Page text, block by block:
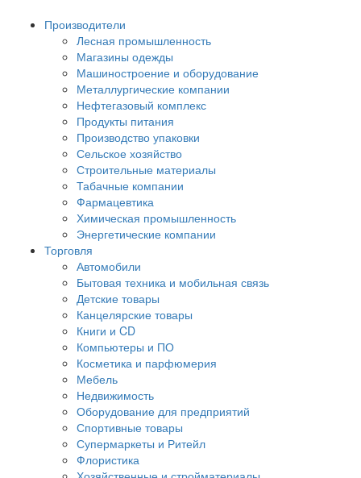
Производители
Лесная промышленность
Магазины одежды
Машиностроение и оборудование
Металлургические компании
Нефтегазовый комплекс
Продукты питания
Производство упаковки
Сельское хозяйство
Строительные материалы
Табачные компании
Фармацевтика
Химическая промышленность
Энергетические компании
Торговля
Автомобили
Бытовая техника и мобильная связь
Детские товары
Канцелярские товары
Книги и CD
Компьютеры и ПО
Косметика и парфюмерия
Мебель
Недвижимость
Оборудование для предприятий
Спортивные товары
Супермаркеты и Ритейл
Флористика